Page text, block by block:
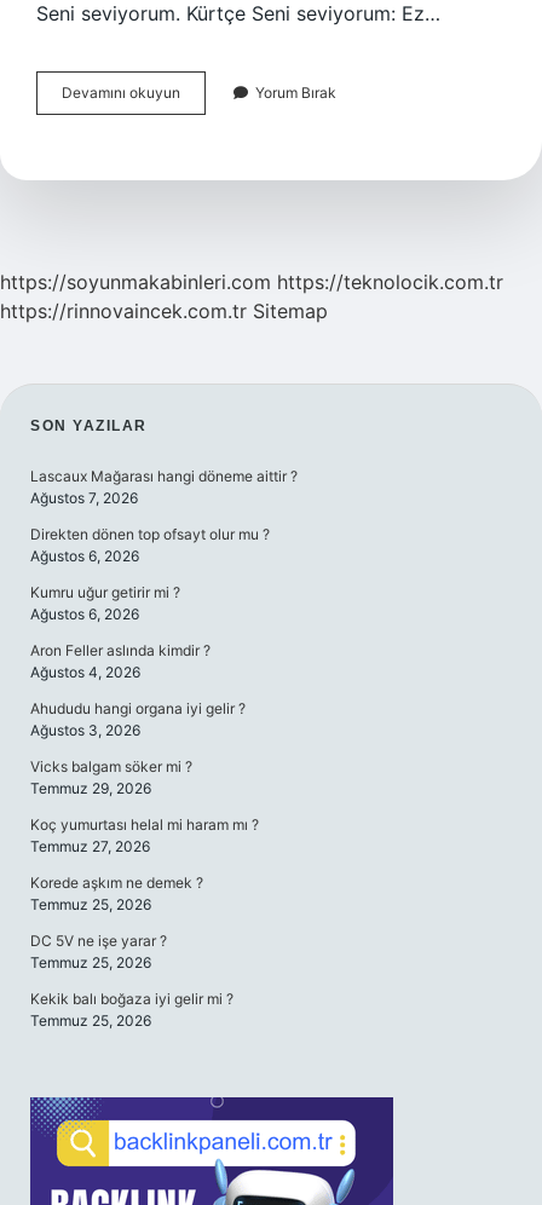
Seni seviyorum. Kürtçe Seni seviyorum: Ez…
Devamını okuyun Amerikanca
Seni
Yorum Bırak
https://soyunmakabinleri.com https://teknolocik.com.tr
https://rinnovaincek.com.tr Sitemap
SIDEBAR
SON YAZILAR
Lascaux Mağarası hangi döneme aittir ?
Ağustos 7, 2026
Direkten dönen top ofsayt olur mu ?
Ağustos 6, 2026
Kumru uğur getirir mi ?
Ağustos 6, 2026
Aron Feller aslında kimdir ?
Ağustos 4, 2026
Ahududu hangi organa iyi gelir ?
Ağustos 3, 2026
Vicks balgam söker mi ?
Temmuz 29, 2026
Koç yumurtası helal mi haram mı ?
Temmuz 27, 2026
Korede aşkım ne demek ?
Temmuz 25, 2026
DC 5V ne işe yarar ?
Temmuz 25, 2026
Kekik balı boğaza iyi gelir mi ?
Temmuz 25, 2026